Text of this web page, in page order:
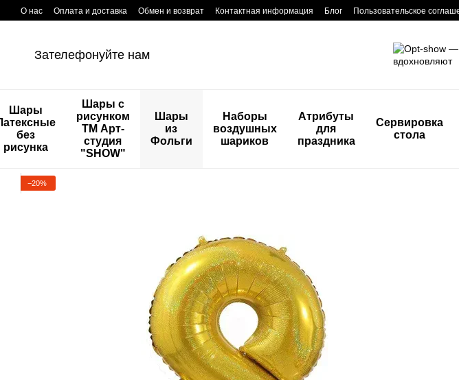
Перейти к основному контенту
О нас Оплата и доставка Обмен и возврат Контактная информация Блог Пользовательское
Зателефонуйте нам
Шары
без
рисунка
Шары с
рисунком
ТМ Арт-
студия
"SHOW"
Шары
из
Фольги
Наборы
воздушных
шариков
Атрибуты
для
праздника
Сервировка
стола
−20%